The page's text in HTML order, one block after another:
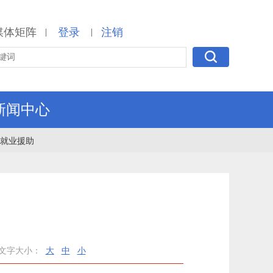
体矩阵 | 登录 | 注销
闻中心
业援助
字大小： 大 中 小